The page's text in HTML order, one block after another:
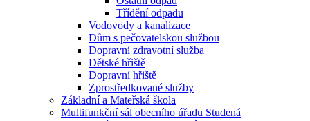
Třídění odpadu
Vodovody a kanalizace
Dům s pečovatelskou službou
Dopravní zdravotní služba
Dětské hřiště
Dopravní hřiště
Zprostředkované služby
Základní a Mateřská škola
Multifunkční sál obecního úřadu Studená